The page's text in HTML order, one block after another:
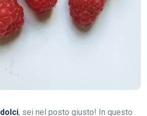
dolci, sei nel posto giusto! In questo